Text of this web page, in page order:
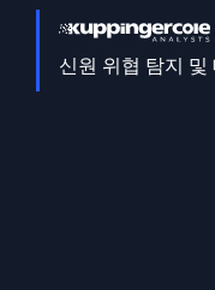
신원 위협 탐지 및